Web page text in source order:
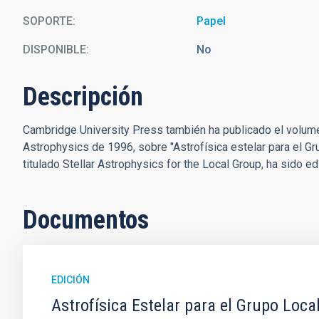
SOPORTE Papel
DISPONIBLE No
Descripción
Cambridge University Press también ha publicado el
Astrophysics de 1996, sobre "Astrofísica estelar para el
titulado Stellar Astrophysics for the Local Group, ha sido
Documentos
EDICIÓN
Astrofísica Estelar para el Grupo